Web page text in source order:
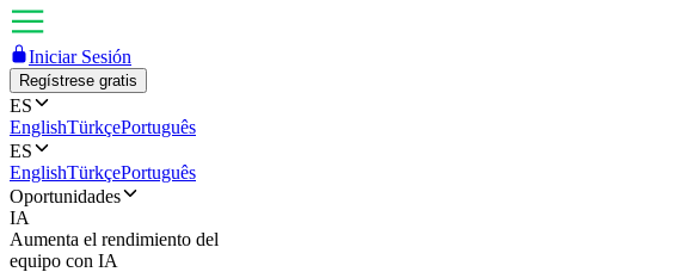
Iniciar Sesión
Regístrese gratis
ES
EnglishTürkçePortuguês
ES
EnglishTürkçePortuguês
Oportunidades
IA
Aumenta el rendimiento del
equipo con IA